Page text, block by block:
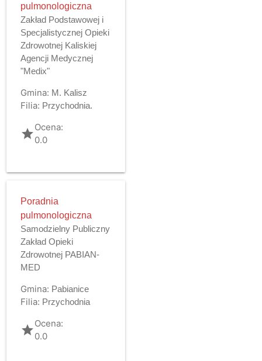
pulmonologiczna
Zakład Podstawowej i
Specjalistycznej Opieki
Zdrowotnej Kaliskiej
Agencji Medycznej
"Medix"
Gmina: M. Kalisz
Filia: Przychodnia.
gradeOcena:
0.0
Poradnia
pulmonologiczna
Samodzielny Publiczny
Zakład Opieki
Zdrowotnej PABIAN-
MED
Gmina: Pabianice
Filia: Przychodnia
gradeOcena:
0.0